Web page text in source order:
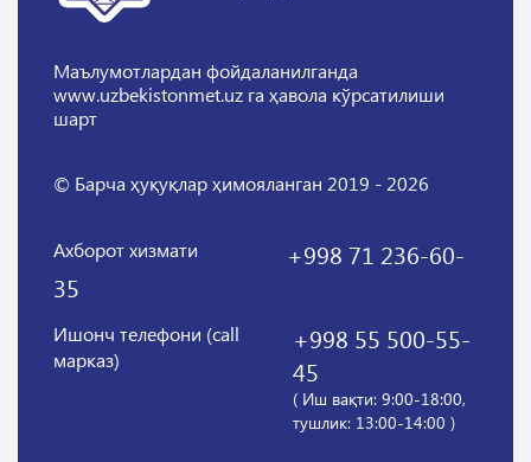
Маълумотлардан фойдаланилганда
www.uzbekistonmet.uz га ҳавола кўрсатилиши
шарт
© Барча ҳуқуқлар ҳимояланган 2019 - 2026
Ахборот хизмати
+998 71 236-60-
35
Ишонч телефони (call
марказ)
+998 55 500-55-
45
( Иш вақти: 9:00-18:00,
тушлик: 13:00-14:00 )